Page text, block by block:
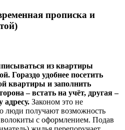
прописка и
из квартиры
Гораздо удобнее посетить
квартиры и заполнить
– встать на учёт, другая –
адресу. Законом это не
люди получают возможность
с оформлением. Подав